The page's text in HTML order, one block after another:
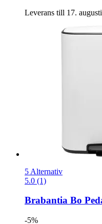
Leverans till 17. augusti
5 Alternativ
5.0 (1)
Brabantia Bo
-5%